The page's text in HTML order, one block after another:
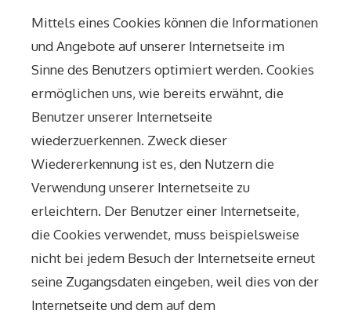
Mittels eines Cookies können die Informationen
und Angebote auf unserer Internetseite im
Sinne des Benutzers optimiert werden. Cookies
ermöglichen uns, wie bereits erwähnt, die
Benutzer unserer Internetseite
wiederzuerkennen. Zweck dieser
Wiedererkennung ist es, den Nutzern die
Verwendung unserer Internetseite zu
erleichtern. Der Benutzer einer Internetseite,
die Cookies verwendet, muss beispielsweise
nicht bei jedem Besuch der Internetseite erneut
seine Zugangsdaten eingeben, weil dies von der
Internetseite und dem auf dem